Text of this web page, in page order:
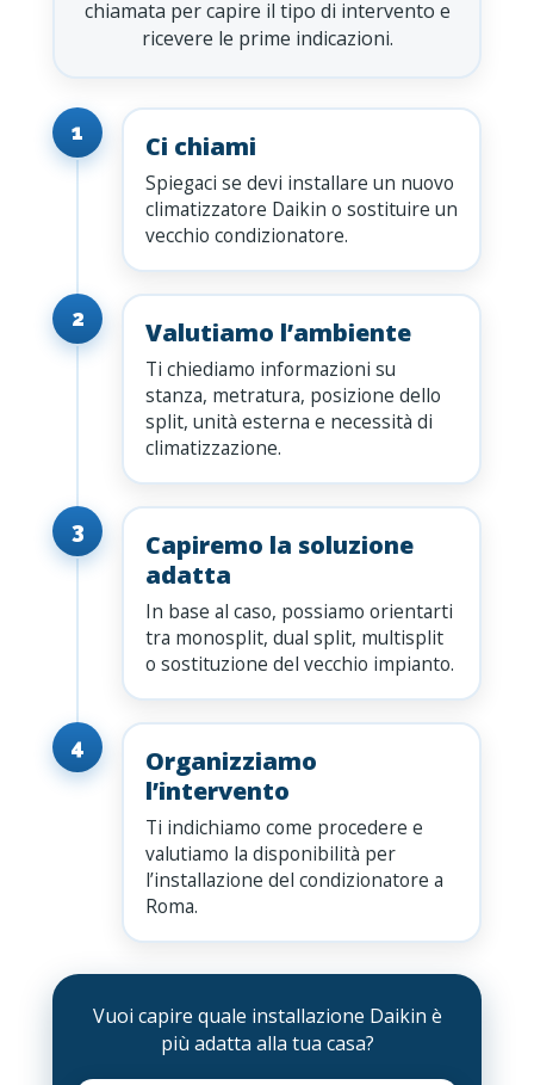
chiamata per capire il tipo di intervento e
ricevere le prime indicazioni.
1 Ci chiami
Spiegaci se devi installare un nuovo
climatizzatore Daikin o sostituire un
vecchio condizionatore.
2 Valutiamo l’ambiente
Ti chiediamo informazioni su
stanza, metratura, posizione dello
split, unità esterna e necessità di
climatizzazione.
3
Capiremo la soluzione
adatta
In base al caso, possiamo orientarti
tra monosplit, dual split, multisplit
o sostituzione del vecchio impianto.
4
Organizziamo
l’intervento
Ti indichiamo come procedere e
valutiamo la disponibilità per
l’installazione del condizionatore a
Roma.
Vuoi capire quale installazione Daikin è
più adatta alla tua casa?